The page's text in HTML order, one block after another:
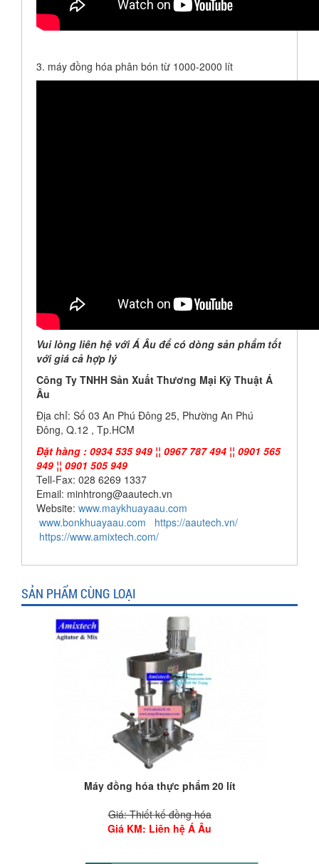
3. máy đồng hóa phân bón từ 1000-2000 lít
Vui lòng liên hệ với Á Âu để có dòng sản phẩm tốt
với giá cả hợp lý
Công Ty TNHH Sản Xuất Thương Mại Kỹ Thuật Á
Âu
Địa chỉ: Số 03 An Phú Đông 25, Phường An Phú
Đông, Q.12 , Tp.HCM
Đặt hàng : 0934 535 949 ¦¦ 0967 787 494 ¦¦ 0901 565
949 ¦¦ 0901 505 949
Tell-Fax: 028 6269 1337
Email: minhtrong@aautech.vn
Website: www.maykhuayaau.com
www.bonkhuayaau.com
https://aautech.vn/
https://www.amixtech.com/
SẢN PHẨM CÙNG LOẠI
Máy đồng hóa thực phẩm 20 lít
Giá: Thiết kế đồng hóa
Giá KM: Liên hệ Á Âu